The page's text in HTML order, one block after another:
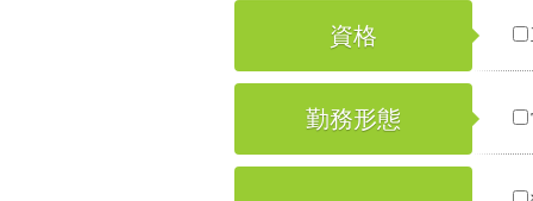
資格
勤務形態